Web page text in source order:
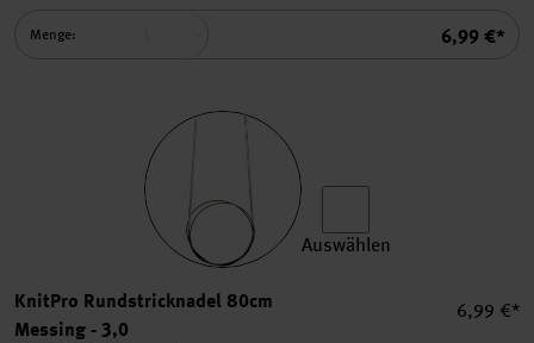
Summe
6,99 €*
Menge:
Auswählen
KnitPro Rundstricknadel 80cm
Messing - 3,0
6,99 €*